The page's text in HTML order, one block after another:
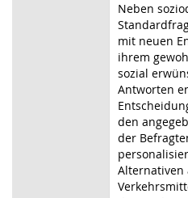
Neben
mit neuen
ihrem
sozial
Antworten
den
der
Alternativen